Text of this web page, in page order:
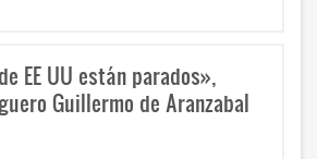
EE UU están parados»,
Guillermo de Aranzabal